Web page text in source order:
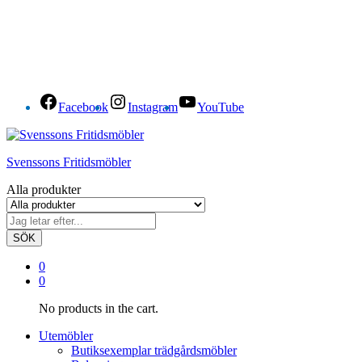
Facebook Instagram YouTube
Svenssons Fritidsmöbler
Alla produkter
SÖK
0
0
No products in the cart.
Utemöbler
Butiksexemplar trädgårdsmöbler